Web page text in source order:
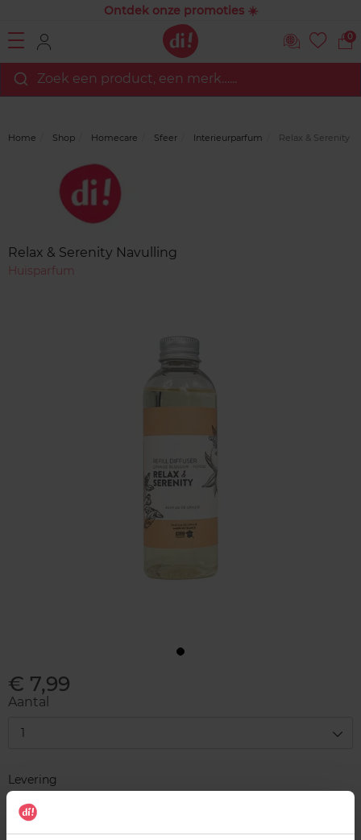
Ontdek onze promoties ☀️
0
Zoek een product, een merk…...
Home Shop Homecare Sfeer Interieurparfum Relax & Serenity
Relax & Serenity Navulling
Huisparfum
€ 7,99
Aantal
1
Levering
Voorradig
In winkelmandje